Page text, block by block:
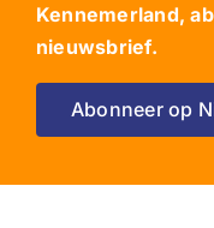
Kennemerland,
nieuwsbrief.
Abonneer op